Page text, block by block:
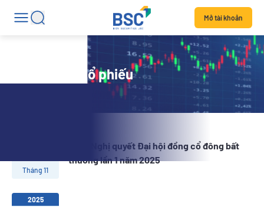
Mở tài khoản
Tin tức mã cổ phiếu
Tháng 11
TBR: Nghị quyết Đại hội đồng cổ đông bất
thường lần 1 năm 2025
2025